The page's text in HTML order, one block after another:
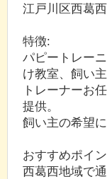
江戸川区西葛
特徴:
パピートレー
け教室、飼い
トレーナーお
提供。
飼い主の希望
おすすめポイ
西葛西地域で